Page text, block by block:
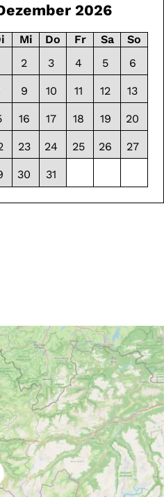
2026
Mi Do Fr Sa
So
2 3 4 5 6
9 10 11 12 13
16 17 18 19 20
23 24 25 26 27
30 31